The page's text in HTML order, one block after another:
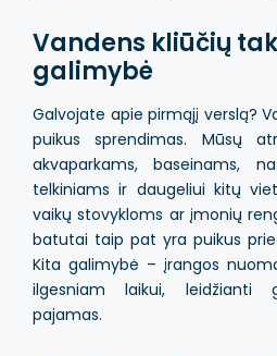
Vandens kliūčių
galimybė
Galvojate apie pirmąjį verslą?
puikus sprendimas. Mūsų
akvaparkams, baseinams,
telkiniams ir daugeliui kitų
vaikų stovykloms ar įmonių
batutai taip pat yra puikus
Kita galimybė – įrangos
ilgesniam laikui, leidžianti
pajamas.